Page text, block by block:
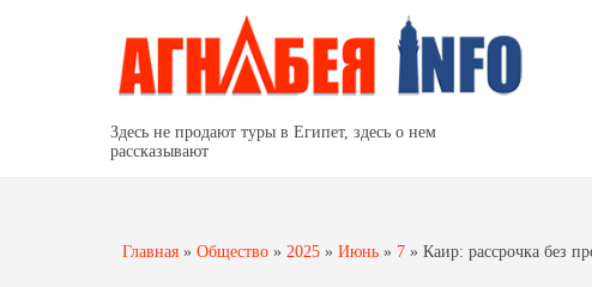
Здесь не продают туры в Египет, здесь о нем
рассказывают
Главная » Общество » 2025 » Июнь » 7 » Каир: рассрочка без